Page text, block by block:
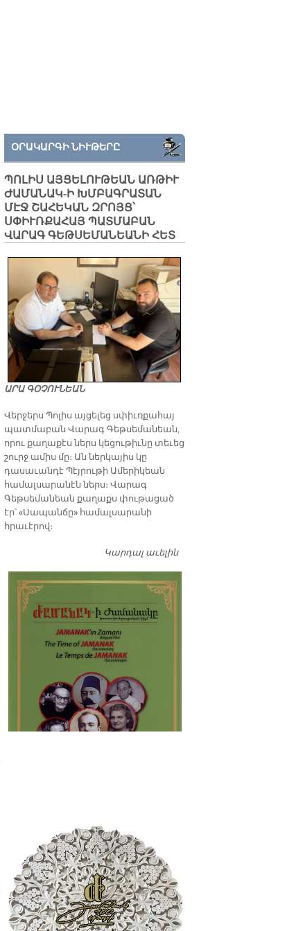
ՕՐԱԿԱՐԳԻ ՆԻՒԹԵՐԸ
ՊՈԼԻՍ ԱՅՑԵԼՈՒԹԵԱՆ ԱՌԹԻՒ
ԺԱՄԱՆԱԿ-Ի ԽՄԲԱԳՐԱՏԱՆ
ՄԷՋ ՇԱՀԵԿԱՆ ԶՐՈՅՑ՝
ՍՓԻՒՌՔԱՀԱՅ ՊԱՏՄԱԲԱՆ
ՎԱՐԱԳ ԳԵԹՍԵՄԱՆԵԱՆԻ ՀԵՏ
ԱՐԱ ԳՕՉՈՒՆԵԱՆ
Վերջերս Պոլիս այցելեց սփիւռքահայ
պատմաբան Վարագ Գեթսեմանեան,
որու քաղաքէս ներս կեցութիւնը տեւեց
շուրջ ամիս մը։ Ան ներկայիս կը
դասաւանդէ Պէյրութի Ամերիկեան
համալսարանէն ներս։ Վարագ
Գեթսեմանեան քաղաքս փութացած
էր՝ «Սապանճը» համալսարանի
հրաւէրով։
Կարդալ աւելինՊոլիս այցելութեան